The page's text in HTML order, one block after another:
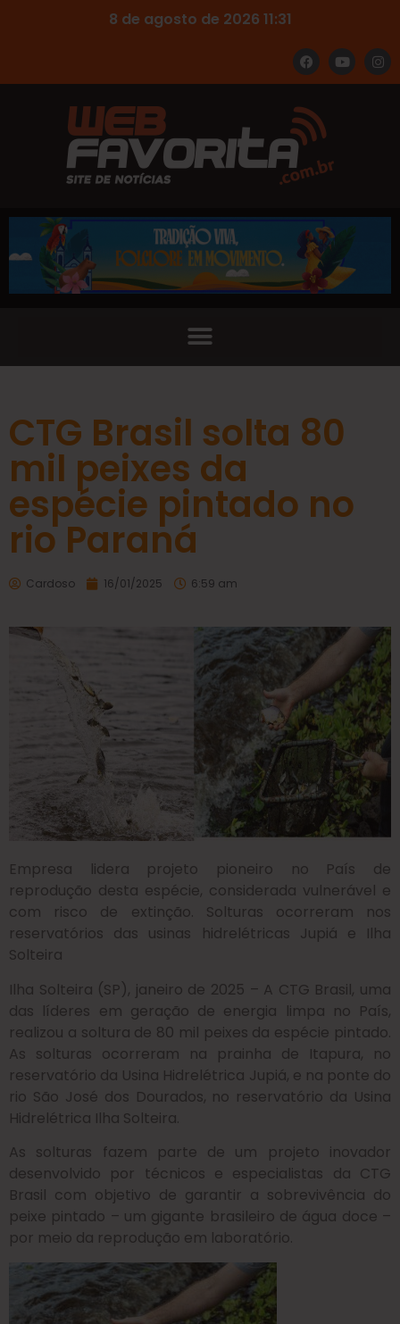
8 de agosto de 2026 11:31
CTG Brasil solta 80
mil peixes da
espécie pintado no
rio Paraná
Cardoso 16/01/2025 6:59 am
Empresa lidera projeto pioneiro no País de
reprodução desta espécie, considerada vulnerável e
com risco de extinção. Solturas ocorreram nos
reservatórios das usinas hidrelétricas Jupiá e Ilha
Solteira
Ilha Solteira (SP), janeiro de 2025 – A CTG Brasil, uma
das líderes em geração de energia limpa no País,
realizou a soltura de 80 mil peixes da espécie pintado.
As solturas ocorreram na prainha de Itapura, no
reservatório da Usina Hidrelétrica Jupiá, e na ponte do
rio São José dos Dourados, no reservatório da Usina
Hidrelétrica Ilha Solteira.
As solturas fazem parte de um projeto inovador
desenvolvido por técnicos e especialistas da CTG
Brasil com objetivo de garantir a sobrevivência do
peixe pintado – um gigante brasileiro de água doce –
por meio da reprodução em laboratório.